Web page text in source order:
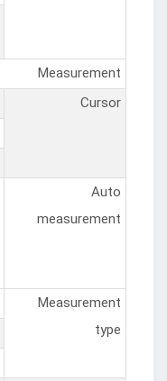
Measurement
Cursor
Auto
measurement
Measurement
type